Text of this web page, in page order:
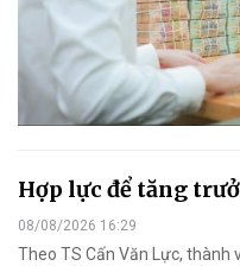
Hợp lực để tăng
08/08/2026 16:29
Theo TS Cấn Văn Lực, thành